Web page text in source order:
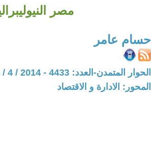
مصر
حسام عامر
الحوار المتمدن-العدد: 4433 - 2014 / 4 / 24 - 19:42
المحور: الادارة و الاقتصاد